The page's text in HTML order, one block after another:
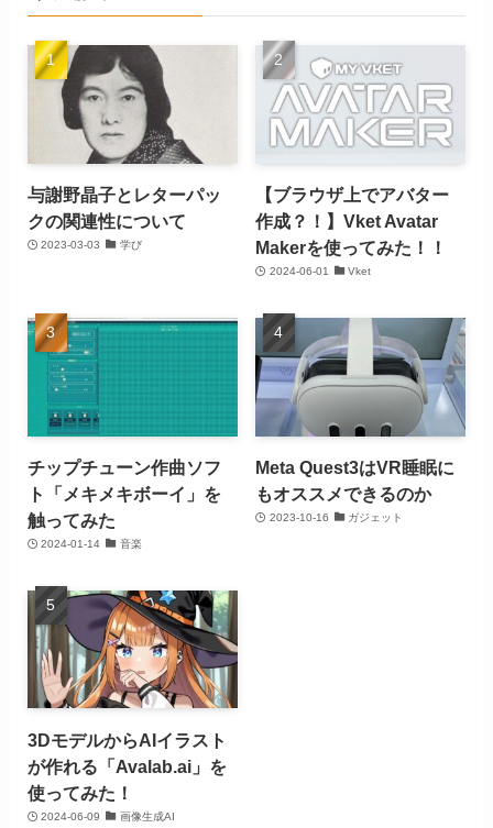
与謝野晶子とレターパッ
クの関連性について
2023-03-03 学び
【ブラウザ上でアバター
作成？！】Vket Avatar
Makerを使ってみた！！
2024-06-01 Vket
チップチューン作曲ソフ
ト「メキメキボーイ」を
触ってみた
2024-01-14 音楽
Meta Quest3はVR睡眠に
もオススメできるのか
2023-10-16 ガジェット
3DモデルからAIイラスト
が作れる「Avalab.ai」を
使ってみた！
2024-06-09 画像生成AI